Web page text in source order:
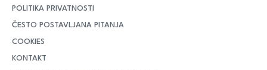
POLITIKA PRIVATNOSTI
ČESTO POSTAVLJANA PITANJA
COOKIES
KONTAKT